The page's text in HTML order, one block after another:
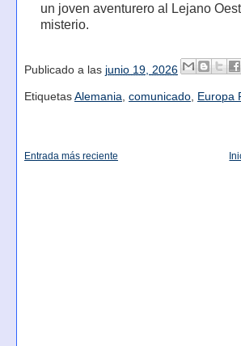
un joven aventurero al Lejano
misterio.
Publicado a las junio 19, 2026
Etiquetas Alemania, comunicado, Europa
Entrada más reciente